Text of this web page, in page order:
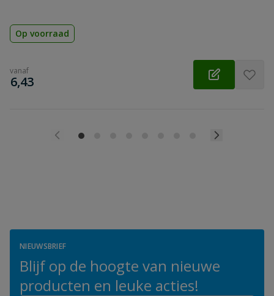
Op voorraad
vanaf
€
6,43
NIEUWSBRIEF
Blijf op de hoogte van nieuwe
producten en leuke acties!